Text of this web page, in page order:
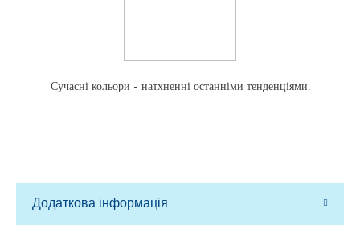
Сучасні кольори - натхненні останніми тенденціями.
Додаткова інформація